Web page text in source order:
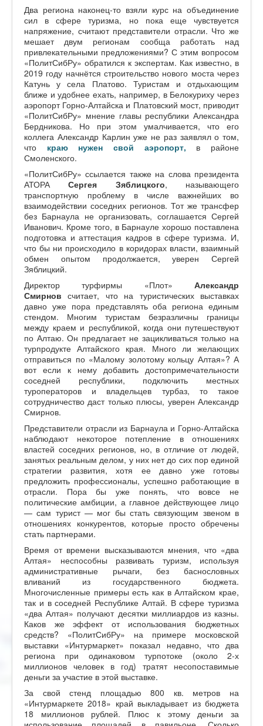
Два региона наконец-то взяли курс на объединение
сил в сфере туризма, но пока еще чувствуется
напряжение, считают представители отрасли. Что же
мешает двум регионам сообща работать над
привлекательными предложениями? С этим вопросом
«ПолитСибРу» обратился к экспертам. Как известно, в
2019 году начнётся строительство нового моста через
Катунь у села Платово. Туристам и отдыхающим
ближе и удобнее ехать, например, в Белокуриху через
аэропорт Горно-Алтайска и Платовский мост, приводит
«ПолитСибРу» мнение главы республики Александра
Бердникова. Но при этом умалчивается, что его
коллега Александр Карлин уже не раз заявлял о том,
что краю нужен свой аэропорт, в районе
Смоленского.
«ПолитСибРу» ссылается также на слова президента
АТОРАСергея Зяблицкого, называющего
транспортную проблему в числе важнейших во
взаимодействии соседних регионов. Тот же трансфер
без Барнаула не организовать, соглашается Сергей
Иванович. Кроме того, в Барнауле хорошо поставлена
подготовка и аттестация кадров в сфере туризма. И,
что бы ни происходило в коридорах власти, взаимный
обмен опытом продолжается, уверен Сергей
Зяблицкий.
Директор турфирмы «Плот» Александр
Смирнов считает, что на туристических выставках
давно уже пора представлять оба региона единым
стендом. Многим туристам безразличны границы
между краем и республикой, когда они путешествуют
по Алтаю. Он предлагает не зацикливаться только на
турпродукте Алтайского края. Много ли желающих
отправиться по «Малому золотому кольцу Алтая»? А
вот если к нему добавить достопримечательности
соседней республики, подключить местных
туроператоров и владельцев турбаз, то такое
сотрудничество даст только плюсы, уверен Александр
Смирнов.
Представители отрасли из Барнаула и Горно-Алтайска
наблюдают некоторое потепление в отношениях
властей соседних регионов, но, в отличие от людей,
занятых реальным делом, у них нет до сих пор единой
стратегии развития, хотя ее давно уже готовы
предложить профессионалы, успешно работающие в
отрасли. Пора бы уже понять, что вовсе не
политические амбиции, а главное действующее лицо
— сам турист — мог бы стать связующим звеном в
отношениях конкурентов, которые просто обречены
стать партнерами.
Время от времени высказываются мнения, что «два
Алтая» неспособны развивать туризм, используя
административные рычаги, без баснословных
вливаний из государственного бюджета.
Многочисленные примеры есть как в Алтайском крае,
так и в соседней Республике Алтай. В сфере туризма
«два Алтая» получают десятки миллиардов из казны.
Каков же эффект от использования бюджетных
средств? «ПолитСибРу» на примере московской
выставки «Интурмаркет» показал недавно, что два
региона при одинаковом турпотоке (около 2-х
миллионов человек в год) тратят несопоставимые
деньги за участие в этой выставке.
За свой стенд площадью 800 кв. метров на
«Интурмаркете 2018» край выкладывает из бюджета
18 миллионов рублей. Плюс к этому деньги за